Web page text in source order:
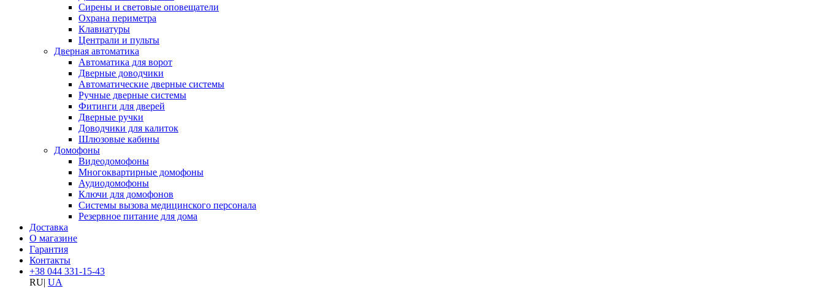
Сирены и световые оповещатели
Охрана периметра
Клавиатуры
Централи и пульты
Дверная автоматика
Автоматика для ворот
Дверные доводчики
Автоматические дверные системы
Ручные дверные системы
Фитинги для дверей
Дверные ручки
Доводчики для калиток
Шлюзовые кабины
Домофоны
Видеодомофоны
Многоквартирные домофоны
Аудиодомофоны
Ключи для домофонов
Системы вызова медицинского персонала
Резервное питание для дома
Доставка
О магазине
Гарантия
Контакты
+38 044 331-15-43
RU| UA